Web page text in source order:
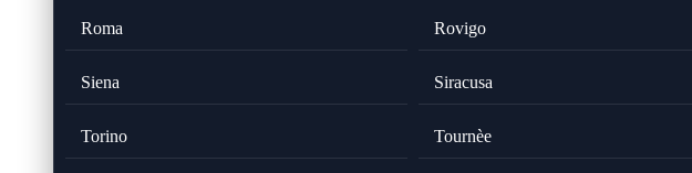
Roma Rovigo
Siena Siracusa
Torino Tournèe